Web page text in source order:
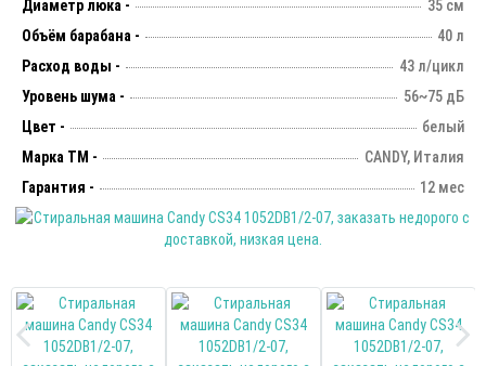
Диаметр люка -
35 см
Объём барабана -
40 л
Расход воды -
43 л/цикл
Уровень шума -
56~75 дБ
Цвет -
белый
Марка ТМ -
CANDY, Италия
Гарантия -
12 мес